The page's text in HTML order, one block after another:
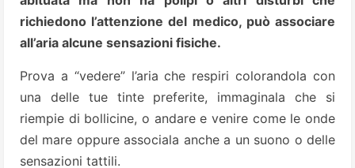
richiedono l’attenzione del medico, può associare
all’aria alcune sensazioni fisiche.
Prova a “vedere” l’aria che respiri colorandola con
una delle tue tinte preferite, immaginala che si
riempie di bollicine, o andare e venire come le onde
del mare oppure associala anche a un suono o delle
sensazioni tattili.